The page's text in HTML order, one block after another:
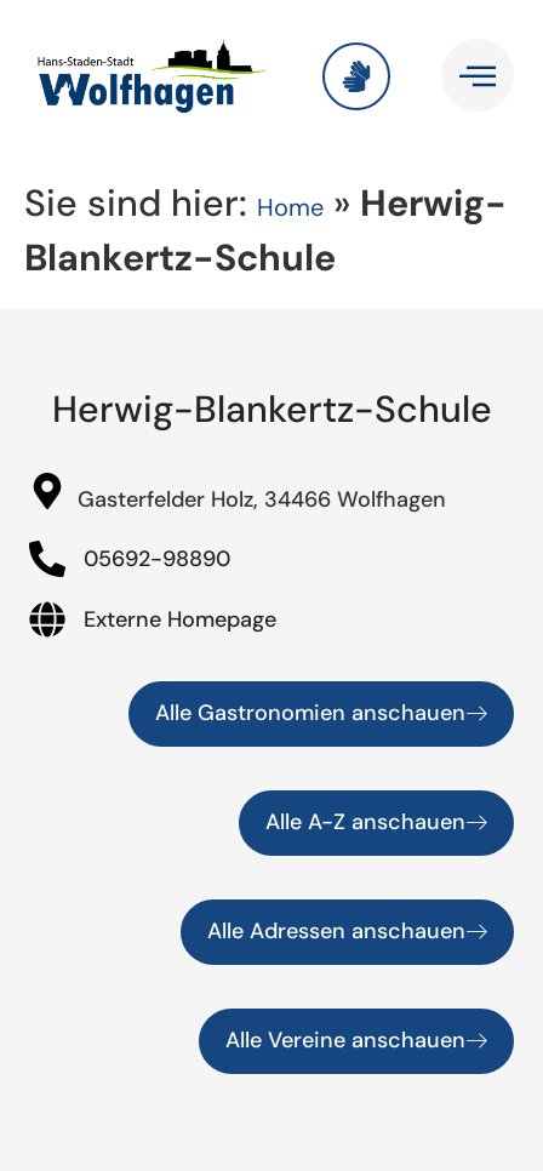
Sie sind hier: Home » Herwig-
Blankertz-Schule
Herwig-Blankertz-Schule
Gasterfelder Holz, 34466 Wolfhagen
05692-98890
Externe Homepage
Alle Gastronomien anschauen
Alle A-Z anschauen
Alle Adressen anschauen
Alle Vereine anschauen